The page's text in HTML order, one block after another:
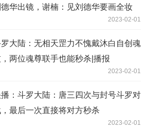
华出镜，谢楠：见刘德华要画全妆
2023-02-01
大陆：无相天罡力不愧戴沐白自创魂
两位魂尊联手也能秒杀|播报
2023-02-01
：斗罗大陆：唐三四次与封号斗罗对
最后一次直接将对方秒杀
2023-02-01